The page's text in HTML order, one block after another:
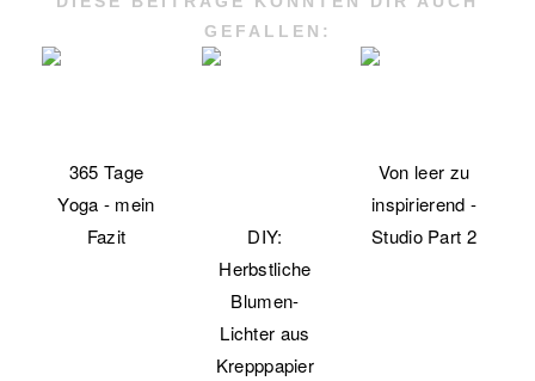
GEFALLEN:
365 Tage
Yoga - mein
Fazit
DIY:
Herbstliche
Blumen-
Lichter aus
Krepppapier
Von leer zu
inspirierend -
Studio Part 2